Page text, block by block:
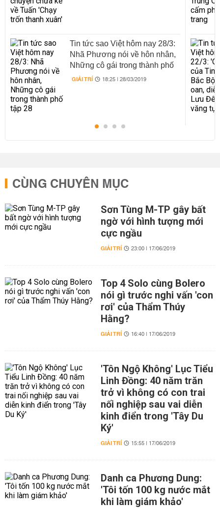
Tin tức sao Việt hôm nay 28/3:
Nhã Phương nói về hôn nhân,
Những cô gái trong thành phố
tập 28
GIẢI TRÍ 18:25 | 28/03/2019
CÙNG CHUYÊN MỤC
Sơn Tùng M-TP gây bất
ngờ với hình tượng mới
cực ngầu
GIẢI TRÍ 23:00 | 17/06/2019
Top 4 Solo cùng Bolero
nói gì trước nghi vấn 'con
rơi' của Thẩm Thúy
Hằng?
GIẢI TRÍ 16:40 | 17/06/2019
'Tôn Ngộ Không' Lục Tiểu
Linh Đồng: 40 năm trăn
trở vì không có con trai
nối nghiệp sau vai diễn
kinh điển trong 'Tây Du
Ký'
GIẢI TRÍ 15:55 | 17/06/2019
Danh ca Phương Dung:
'Tôi tốn 100 kg nước mắt
khi làm giám khảo'